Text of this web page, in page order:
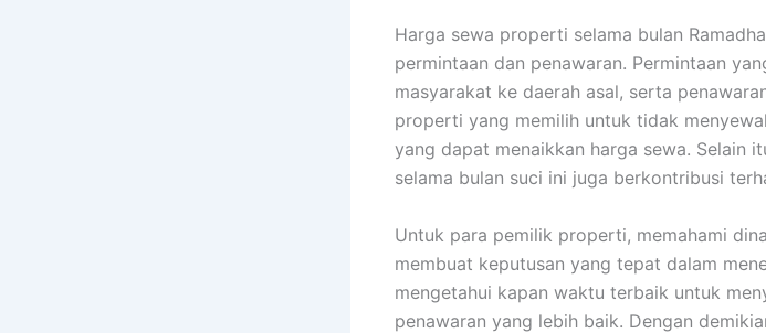
Harga sewa properti selama bulan
permintaan dan penawaran. Permintaan
masyarakat ke daerah asal, serta
properti yang memilih untuk tidak
yang dapat menaikkan harga sewa. Selain
selama bulan suci ini juga berkontribusi
Untuk para pemilik properti, memahami
membuat keputusan yang tepat dalam
mengetahui kapan waktu terbaik untuk
penawaran yang lebih baik. Dengan